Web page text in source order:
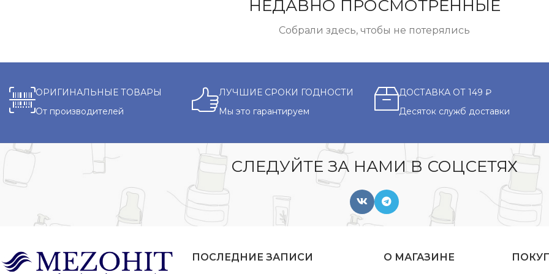
НЕДАВНО ПРОСМОТРЕННЫЕ
Собрали здесь, чтобы не потерялись
ОРИГИНАЛЬНЫЕ ТОВАРЫ
От производителей
ЛУЧШИЕ СРОКИ ГОДНОСТИ
Мы это гарантируем
ДОСТАВКА ОТ 149 ₽
Десяток служб доставки
СЛЕДУЙТЕ ЗА НАМИ В СОЦСЕТЯХ
ПОСЛЕДНИЕ ЗАПИСИ О МАГАЗИНЕ